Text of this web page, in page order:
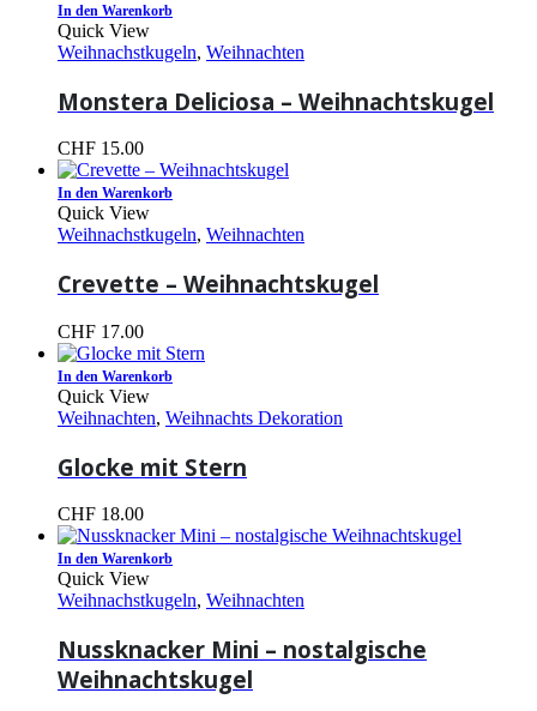
In den Warenkorb
Quick View
Weihnachstkugeln, Weihnachten
Monstera Deliciosa – Weihnachtskugel
CHF 15.00
In den Warenkorb
Quick View
Weihnachstkugeln, Weihnachten
Crevette – Weihnachtskugel
CHF 17.00
In den Warenkorb
Quick View
Weihnachten, Weihnachts Dekoration
Glocke mit Stern
CHF 18.00
In den Warenkorb
Quick View
Weihnachstkugeln, Weihnachten
Nussknacker Mini – nostalgische
Weihnachtskugel